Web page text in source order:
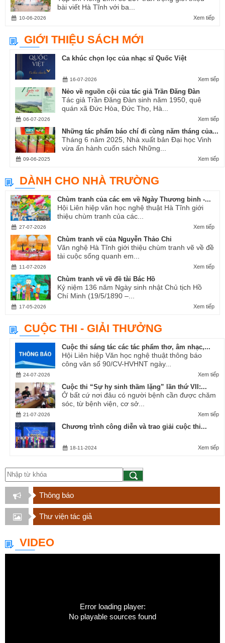
bài viết Hà Tĩnh với ba...
Xem tiếp
10-06-2026
GIỚI THIỆU SÁCH MỚI
Ca khúc chọn lọc của nhạc sĩ Quốc Việt
Xem tiếp
16-07-2026
Nẻo về nguồn cội của tác giả Trần Đăng Đàn
Tác giả Trần Đăng Đàn sinh năm 1950, quê
quán xã Đức Hòa, Đức Thọ, Hà...
Xem tiếp
06-07-2026
Những tác phẩm báo chí đi cùng năm tháng của...
Tháng 6 năm 2025, Nhà xuất bản Đại học Vinh
vừa ấn hành cuốn sách Những...
Xem tiếp
09-06-2025
DÀNH CHO NHÀ TRƯỜNG
Chùm tranh của các em về Ngày Thương binh -...
Hội Liên hiệp văn học nghệ thuật Hà Tĩnh giới
thiệu chùm tranh của các...
Xem tiếp
27-07-2026
Chùm tranh vẽ của Nguyễn Thảo Chi
Văn nghệ Hà Tĩnh giới thiệu chùm tranh vẽ về đề
tài cuộc sống quanh em...
Xem tiếp
11-07-2026
Chùm tranh vẽ về đề tài Bác Hồ
Kỷ niệm 136 năm Ngày sinh nhật Chủ tịch Hồ
Chí Minh (19/5/1890 –...
Xem tiếp
17-05-2026
CUỘC THI - GIẢI THƯỞNG
Cuộc thi sáng tác các tác phẩm thơ, âm nhạc,...
Hội Liên hiệp Văn học nghệ thuật thông báo
công văn số 90/CV-HVHNT ngày...
Xem tiếp
24-07-2026
Cuộc thi “Sự hy sinh thầm lặng” lần thứ VII:...
Ở bất cứ nơi đâu có người bệnh cần được chăm
sóc, từ bệnh viện, cơ sở...
Xem tiếp
21-07-2026
Chương trình công diễn và trao giải cuộc thi...
Xem tiếp
18-11-2024
Thông báo
Thư viện tác giả
VIDEO
Error loading player:
No playable sources found